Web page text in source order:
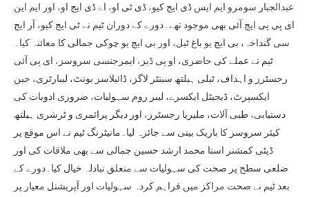
عبدالجبار سومرو ایم ایس ڈی ایچ کیو، ڈی ٹی او، اے ڈی ایچ او، اور ایم این
ای پی پی ایچ آئی بھی موجود تھے۔دورے کے دوران ٹیم نے ٹی ایچ کیو، آر ایچ
سی گنداخہ، بی ایچ یو باغ ٹیل، اور بی ایچ یو چوکی جمالی کا معائنہ کیا۔
ٹیم نے عملے کی حاضری، او پی ڈیز، ایمرجنسی سروسز، ای پی آئی
رجسٹرز و اہداف، ٹیلی ہیلتھ سینٹر لاگز، ڈائیلاسز یونٹ، لیبارٹری، جین
ایکسپرٹ، ڈیجیٹل ایکسرے، لیبر روم سہولیات، ضروری ادویات کی
دستیابی، طبی آلات، ملیریا رجسٹرز، اور دیگر پرائمری و ٹرشری ہیلتھ
کیئر سروسز کا باریک بینی سے جائزہ لیا۔مانیٹرنگ ٹیم نے اس موقع پر
ڈپٹی کمشنر استا محمد ارشد حسین جمالی سے بھی ملاقات کی اور
ضلعی سطح پر صحت کی سہولیات سے متعلق تبادلہ خیال کیا۔دورے کے
بعد ٹیم نے صحت مراکز میں فراہم کردہ سہولیات اور آپریشنل معیار پر